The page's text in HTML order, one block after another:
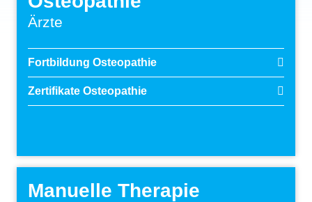
Ärzte
Fortbildung Osteopathie
Zertifikate Osteopathie
Manuelle Therapie